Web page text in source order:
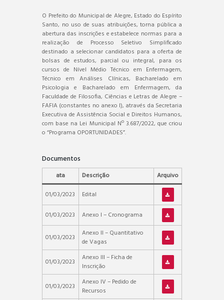
O Prefeito do Municipal de Alegre, Estado do Espírito
Santo, no uso de suas atribuições, torna pública a
abertura das inscrições e estabelece normas para a
realização de Processo Seletivo Simplificado
destinado a selecionar candidatos para a oferta de
bolsas de estudos, parcial ou integral, para os
cursos de Nível Médio Técnico em Enfermagem,
Técnico em Análises Clínicas, Bacharelado em
Psicologia e Bacharelado em Enfermagem, da
Faculdade de Filosofia, Ciências e Letras de Alegre –
FAFIA (constantes no anexo I), através da Secretaria
Executiva de Assistência Social e Direitos Humanos,
com base na Lei Municipal Nº 3.687/2022, que criou
o “Programa OPORTUNIDADES”.
Documentos
ata Descrição
Arquivo
01/03/2023
Edital
01/03/2023 Anexo I – Cronograma
01/03/2023
Anexo II – Quantitativo
de Vagas
01/03/2023
Anexo III – Ficha de
Inscrição
01/03/2023
Anexo IV – Pedido de
Recursos